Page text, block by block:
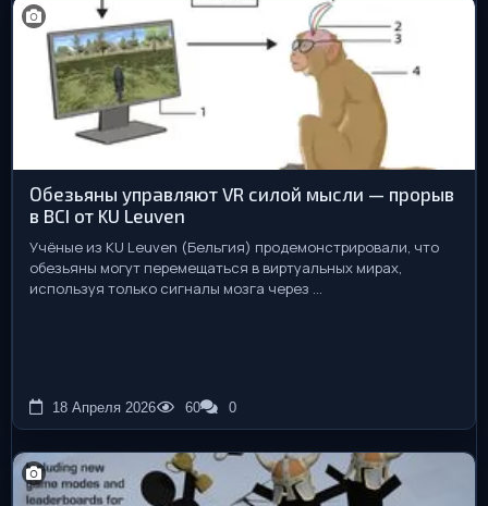
Обезьяны управляют VR силой мысли — прорыв
в BCI от KU Leuven
Учёные из KU Leuven (Бельгия) продемонстрировали, что
обезьяны могут перемещаться в виртуальных мирах,
используя только сигналы мозга через ...
18 Апреля 2026 60 0